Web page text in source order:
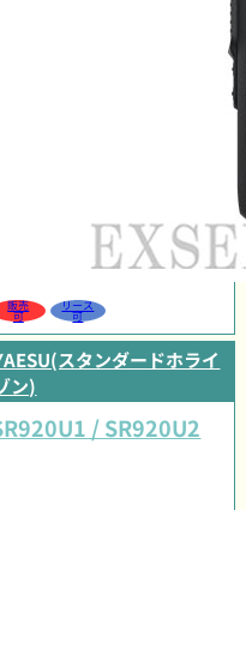
販売
可
リース
可
スタンダードホライ
ン)
/ SR920U2